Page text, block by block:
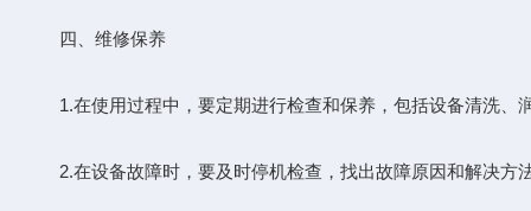
四、维修保养
1.在使用过程中，要定期进行检查和保养，包括设备清洗、
2.在设备故障时，要及时停机检查，找出故障原因和解决方